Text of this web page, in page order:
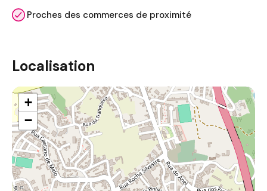
Proches des commerces de proximité
Localisation
+
−